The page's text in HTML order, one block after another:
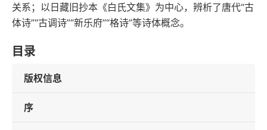
关系；以日藏旧抄本《白氏文集》为中心，辨析了唐代“古
体诗”“古调诗”“新乐府”“格诗”等诗体概念。
目录
版权信息
序